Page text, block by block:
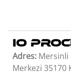
IO
Adres: Mersinli
Merkezi 35170